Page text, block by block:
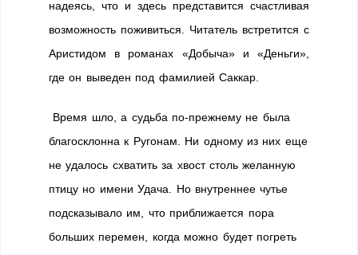
надеясь, что и здесь представится счастливая
возможность поживиться. Читатель встретится с
Аристидом в романах «Добыча» и «Деньги»,
где он выведен под фамилией Саккар.
Время шло, а судьба по-прежнему не была
благосклонна к Ругонам. Ни одному из них еще
не удалось схватить за хвост столь желанную
птицу но имени Удача. Но внутреннее чутье
подсказывало им, что приближается пора
больших перемен, когда можно будет погреть